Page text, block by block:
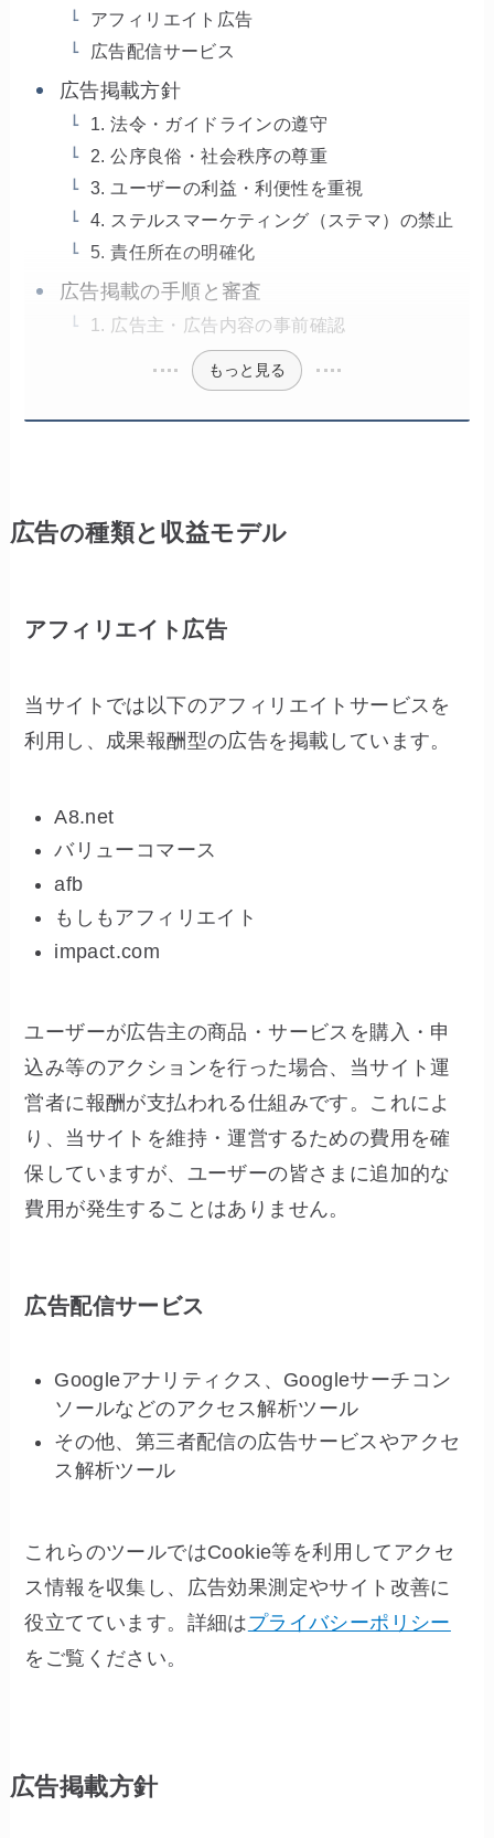
アフィリエイト広告
広告配信サービス
広告掲載方針
1. 法令・ガイドラインの遵守
2. 公序良俗・社会秩序の尊重
3. ユーザーの利益・利便性を重視
4. ステルスマーケティング（ステマ）の禁止
5. 責任所在の明確化
広告掲載の手順と審査
1. 広告主・広告内容の事前確認
もっと見る
広告の種類と収益モデル
アフィリエイト広告
当サイトでは以下のアフィリエイトサービスを
利用し、成果報酬型の広告を掲載しています。
A8.net
バリューコマース
afb
もしもアフィリエイト
impact.com
ユーザーが広告主の商品・サービスを購入・申
込み等のアクションを行った場合、当サイト運
営者に報酬が支払われる仕組みです。これによ
り、当サイトを維持・運営するための費用を確
保していますが、ユーザーの皆さまに追加的な
費用が発生することはありません。
広告配信サービス
Googleアナリティクス、Googleサーチコン
ソールなどのアクセス解析ツール
その他、第三者配信の広告サービスやアクセ
ス解析ツール
これらのツールではCookie等を利用してアクセ
ス情報を収集し、広告効果測定やサイト改善に
役立てています。詳細はプライバシーポリシー
をご覧ください。
広告掲載方針